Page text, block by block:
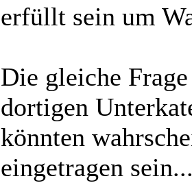
erfüllt sein um
Die gleiche
dortigen
könnten
eingetragen